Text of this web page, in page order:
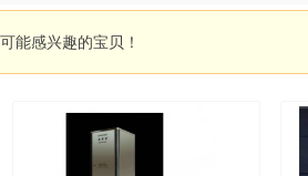
能感兴趣的宝贝！